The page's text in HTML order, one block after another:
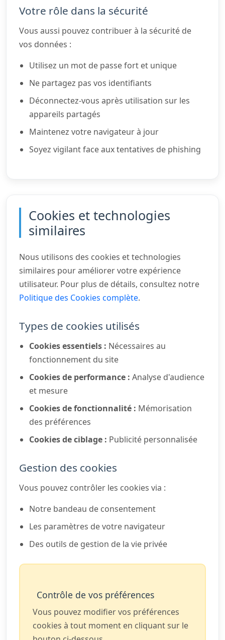
Votre rôle dans la sécurité
Vous aussi pouvez contribuer à la sécurité de
vos données :
Utilisez un mot de passe fort et unique
Ne partagez pas vos identifiants
Déconnectez-vous après utilisation sur les
appareils partagés
Maintenez votre navigateur à jour
Soyez vigilant face aux tentatives de phishing
Cookies et technologies
similaires
Nous utilisons des cookies et technologies
similaires pour améliorer votre expérience
utilisateur. Pour plus de détails, consultez notre
Politique des Cookies complète.
Types de cookies utilisés
Cookies essentiels : Nécessaires au
fonctionnement du site
Cookies de performance : Analyse d'audience
et mesure
Cookies de fonctionnalité : Mémorisation
des préférences
Cookies de ciblage : Publicité personnalisée
Gestion des cookies
Vous pouvez contrôler les cookies via :
Notre bandeau de consentement
Les paramètres de votre navigateur
Des outils de gestion de la vie privée
Contrôle de vos préférences
Vous pouvez modifier vos préférences
cookies à tout moment en cliquant sur le